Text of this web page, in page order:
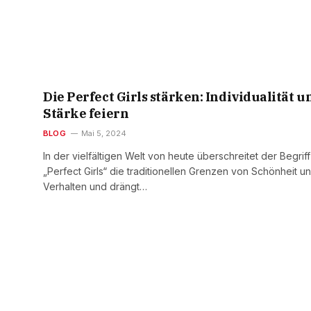
Die Perfect Girls stärken: Individualität
Stärke feiern
BLOG Mai 5, 2024
In der vielfältigen Welt von heute überschreitet der Begriff
„Perfect Girls“ die traditionellen Grenzen von Schönheit
Verhalten und drängt…